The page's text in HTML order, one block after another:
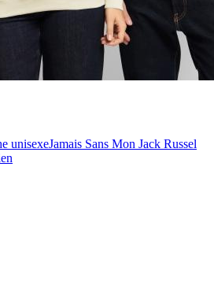
unisexeJamais Sans Mon Jack Russel